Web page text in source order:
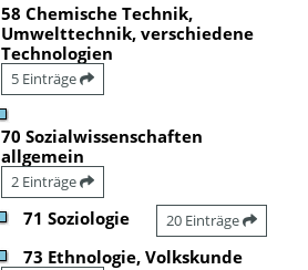
58 Chemische Technik,
Umwelttechnik, verschiedene
Technologien
5 Einträge
70 Sozialwissenschaften
allgemein
2 Einträge
71 Soziologie 20 Einträge
73 Ethnologie, Volkskunde